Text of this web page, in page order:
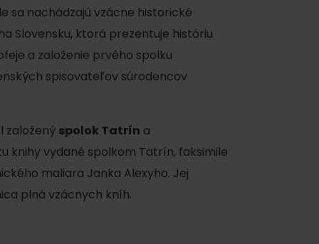
found for this source.
sa nachádzajú vzácne historické
Slovensku, ktorá prezentuje históriu
a založenie prvého spolku
spisovateľov súrodencov
založený spolok Tatrín a
knihy vydané spolkom Tatrín, faksimile
maliara Janka Alexyho. Jej
plná vzácnych kníh.